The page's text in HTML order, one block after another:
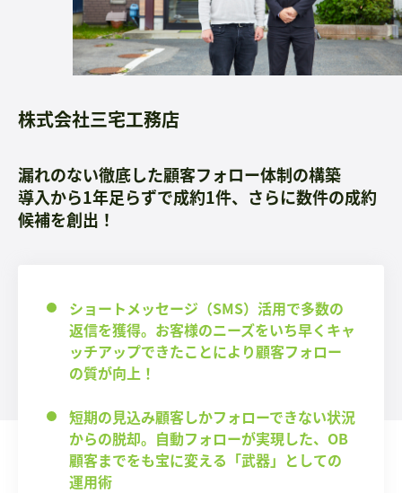
株式会社三宅工務店
漏れのない徹底した顧客フォロー体制の構築
導入から1年足らずで成約1件、さらに数件の成約
候補を創出！
ショートメッセージ（SMS）活用で多数の
返信を獲得。お客様のニーズをいち早くキャ
ッチアップできたことにより顧客フォロー
の質が向上！
短期の見込み顧客しかフォローできない状況
からの脱却。自動フォローが実現した、OB
顧客までをも宝に変える「武器」としての
運用術